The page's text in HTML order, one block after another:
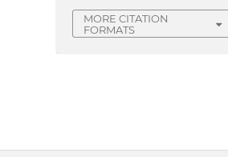
MORE CITATION
FORMATS